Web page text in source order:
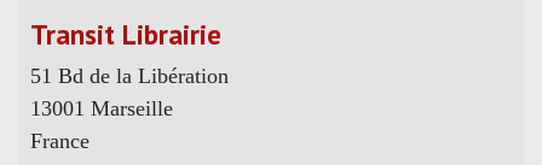
Transit Librairie
51 Bd de la Libération
13001 Marseille
France